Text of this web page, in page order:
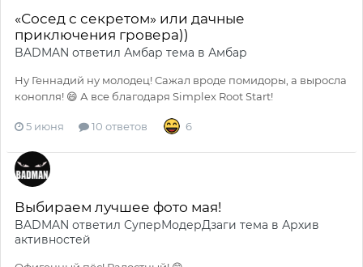
«Сосед с секретом» или дачные
приключения гровера))
BADMAN ответил Амбар тема в Амбар
Ну Геннадий ну молодец! Сажал вроде помидоры, а выросла
конопля! 😄 А все благодаря Simplex Root Start!
5 июня 10 ответов 6
Выбираем лучшее фото мая!
BADMAN ответил СуперМодерДзаги тема в Архив
активностей